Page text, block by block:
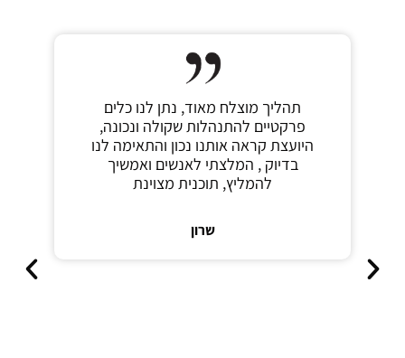
תהליך מוצלח מאוד, נתן לנו כלים
פרקטיים להתנהלות שקולה ונכונה,
היועצת קראה אותנו נכון והתאימה לנו
בדיוק , המלצתי לאנשים ואמשיך
להמליץ, תוכנית מצוינת
שרון